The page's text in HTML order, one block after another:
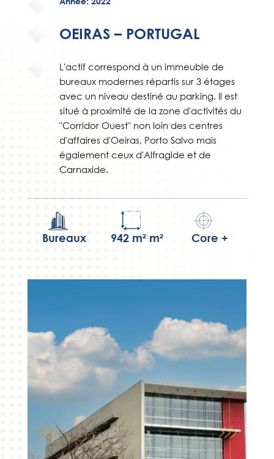
OEIRAS – PORTUGAL
L'actif correspond à un immeuble de
bureaux modernes répartis sur 3 étages
avec un niveau destiné au parking. Il est
situé à proximité de la zone d'activités du
"Corridor Ouest" non loin des centres
d'affaires d'Oeiras, Porto Salvo mais
également ceux d'Alfragide et de
Carnaxide.
Bureaux 942 m² m² Core +